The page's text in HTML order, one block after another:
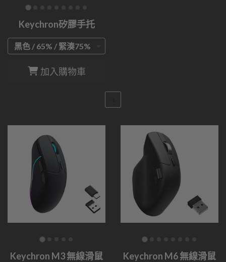
Keychron矽膠手托
加入購物車
Keychron M3 無線滑鼠 Keychron M6 無線滑鼠